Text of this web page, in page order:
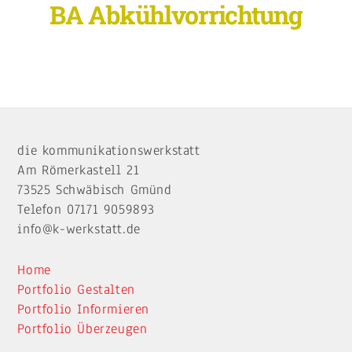
BA Abkühlvorrichtung
To
Top
die kommunikationswerkstatt
Am Römerkastell 21
73525 Schwäbisch Gmünd
Telefon 07171 9059893
info@k-werkstatt.de
Home
Portfolio Gestalten
Portfolio Informieren
Portfolio Überzeugen